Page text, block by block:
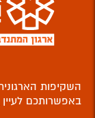
השקיפות
באפשרותכם לעיין